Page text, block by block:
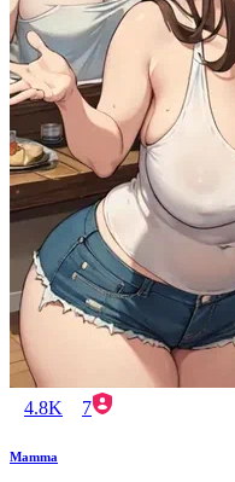
4.8K 7
Mamma